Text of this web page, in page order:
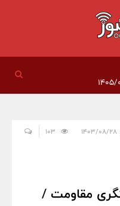
مقاومت /